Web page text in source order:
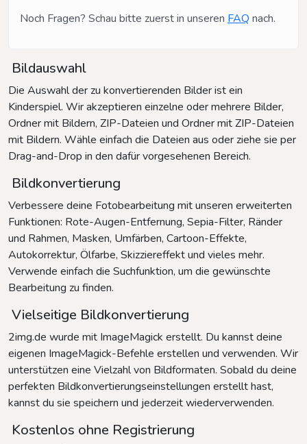
Noch Fragen? Schau bitte zuerst in unseren FAQ nach.
Bildauswahl
Die Auswahl der zu konvertierenden Bilder ist ein
Kinderspiel. Wir akzeptieren einzelne oder mehrere Bilder,
Ordner mit Bildern, ZIP-Dateien und Ordner mit ZIP-Dateien
mit Bildern. Wähle einfach die Dateien aus oder ziehe sie per
Drag-and-Drop in den dafür vorgesehenen Bereich.
Bildkonvertierung
Verbessere deine Fotobearbeitung mit unseren erweiterten
Funktionen: Rote-Augen-Entfernung, Sepia-Filter, Ränder
und Rahmen, Masken, Umfärben, Cartoon-Effekte,
Autokorrektur, Ölfarbe, Skizziereffekt und vieles mehr.
Verwende einfach die Suchfunktion, um die gewünschte
Bearbeitung zu finden.
Vielseitige Bildkonvertierung
2img.de wurde mit ImageMagick erstellt. Du kannst deine
eigenen ImageMagick-Befehle erstellen und verwenden. Wir
unterstützen eine Vielzahl von Bildformaten. Sobald du deine
perfekten Bildkonvertierungseinstellungen erstellt hast,
kannst du sie speichern und jederzeit wiederverwenden.
Kostenlos ohne Registrierung